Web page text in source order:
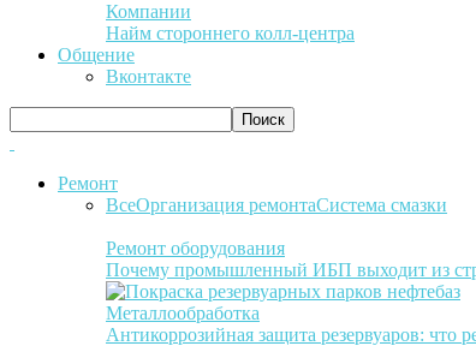
Компании
Найм стороннего колл-центра
Общение
Вконтакте
Ремонт
ВсеОрганизация ремонтаСистема смазки
Ремонт оборудования
Почему промышленный ИБП выходит из
Металлообработка
Антикоррозийная защита резервуаров: что